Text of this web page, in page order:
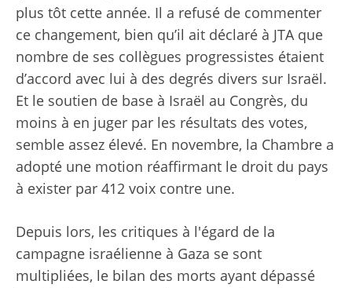
plus tôt cette année. Il a refusé de commenter
ce changement, bien qu’il ait déclaré à JTA que
nombre de ses collègues progressistes étaient
d’accord avec lui à des degrés divers sur Israël.
Et le soutien de base à Israël au Congrès, du
moins à en juger par les résultats des votes,
semble assez élevé. En novembre, la Chambre a
adopté une motion réaffirmant le droit du pays
à exister par 412 voix contre une.
Depuis lors, les critiques à l'égard de la
campagne israélienne à Gaza se sont
multipliées, le bilan des morts ayant dépassé